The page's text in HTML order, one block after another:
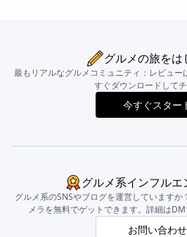
グルメの旅をは
最もリアルなグルメコミュニティ：レビュ
すぐダウンロードしてチ
今すぐスター
グルメ系インフル
グルメ系のSNSやブログを運営しています
メラを無料でゲットできます。詳細は
お問い合わせ